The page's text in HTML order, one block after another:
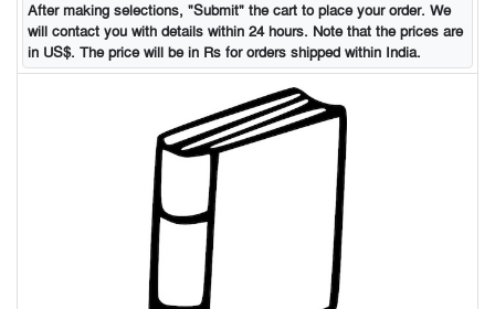
After making selections, "Submit" the cart to place your order. We
will contact you with details within 24 hours. Note that the prices are
in US$. The price will be in Rs for orders shipped within India.